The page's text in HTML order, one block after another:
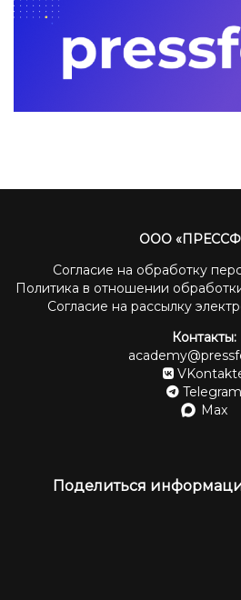
ООО
Согласие на обработку
Политика в отношении
Согласие на рассылку
Контакты:
Telegram
Max
Поделиться